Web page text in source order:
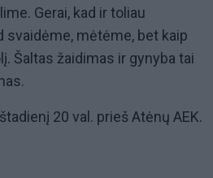
Gerai, kad ir toliau
svaidėme, mėtėme, bet kaip
Šaltas žaidimas ir gynyba tai
20 val. prieš Atėnų AEK.